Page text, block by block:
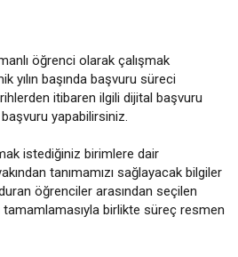
öğrenci olarak çalışmak
yılın başında başvuru süreci
itibaren ilgili dijital başvuru
yapabilirsiniz.
istediğiniz birimlere dair
tanımamızı sağlayacak bilgiler
öğrenciler arasından seçilen
tamamlamasıyla birlikte süreç resmen